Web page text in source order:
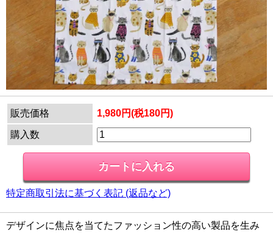
販売価格 1,980円(税180円)
購入数
特定商取引法に基づく表記 (返品など)
デザインに焦点を当てたファッション性の高い製品を生み